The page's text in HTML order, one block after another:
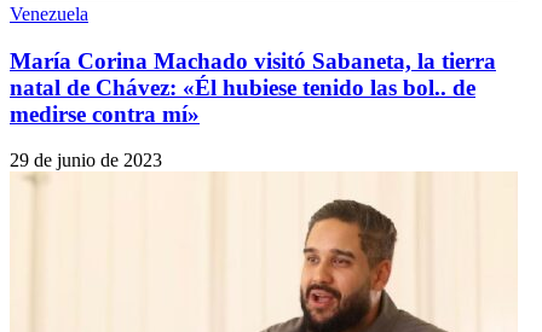
Venezuela
María Corina Machado visitó Sabaneta, la tierra
natal de Chávez: «Él hubiese tenido las bol.. de
medirse contra mí»
29 de junio de 2023